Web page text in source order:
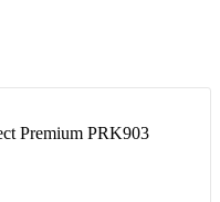
Premium PRK903